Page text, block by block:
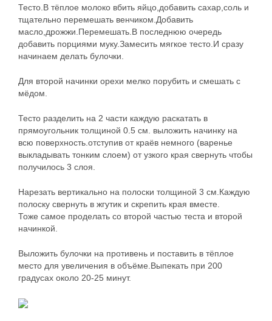
Тесто.В тёплое молоко вбить яйцо,добавить сахар,соль и
тщательно перемешать венчиком.Добавить
масло,дрожжи.Перемешать.В последнюю очередь
добавить порциями муку.Замесить мягкое тесто.И сразу
начинаем делать булочки.
Для второй начинки орехи мелко порубить и смешать с
мёдом.
Тесто разделить на 2 части каждую раскатать в
прямоугольник толщиной 0.5 см. выложить начинку на
всю поверхность.отступив от краёв немного (варенье
выкладывать тонким слоем) от узкого края свернуть чтобы
получилось 3 слоя.
Нарезать вертикально на полоски толщиной 3 см.Каждую
полоску свернуть в жгутик и скрепить края вместе.
Тоже самое проделать со второй частью теста и второй
начинкой.
Выложить булочки на противень и поставить в тёплое
место для увеличения в объёме.Выпекать при 200
градусах около 20-25 минут.